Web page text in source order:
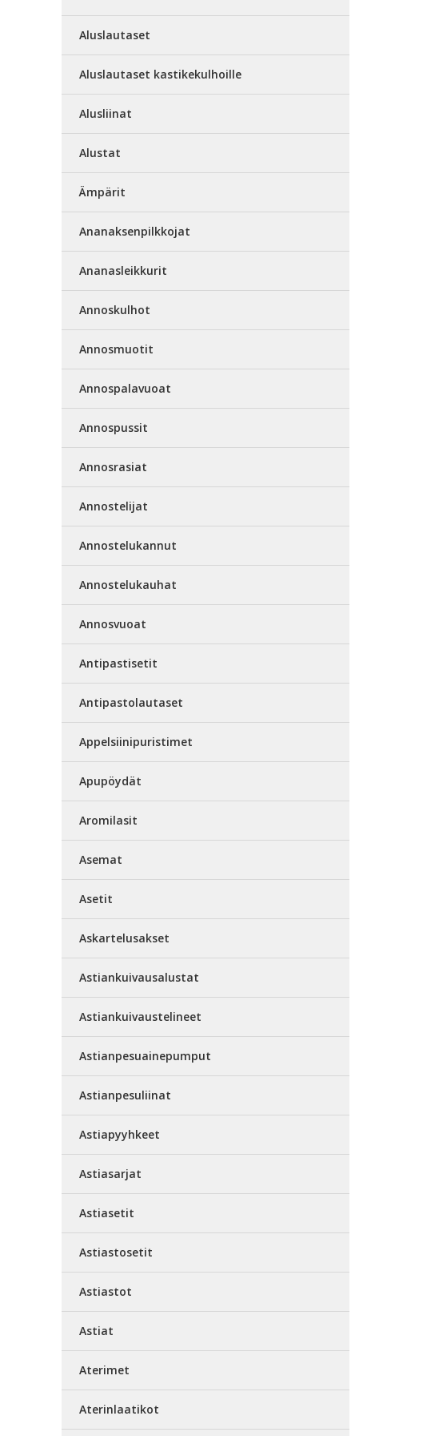
Aluslautaset
Aluslautaset kastikekulhoille
Alusliinat
Alustat
Ämpärit
Ananaksenpilkkojat
Ananasleikkurit
Annoskulhot
Annosmuotit
Annospalavuoat
Annospussit
Annosrasiat
Annostelijat
Annostelukannut
Annostelukauhat
Annosvuoat
Antipastisetit
Antipastolautaset
Appelsiinipuristimet
Apupöydät
Aromilasit
Asemat
Asetit
Askartelusakset
Astiankuivausalustat
Astiankuivaustelineet
Astianpesuainepumput
Astianpesuliinat
Astiapyyhkeet
Astiasarjat
Astiasetit
Astiastosetit
Astiastot
Astiat
Aterimet
Aterinlaatikot